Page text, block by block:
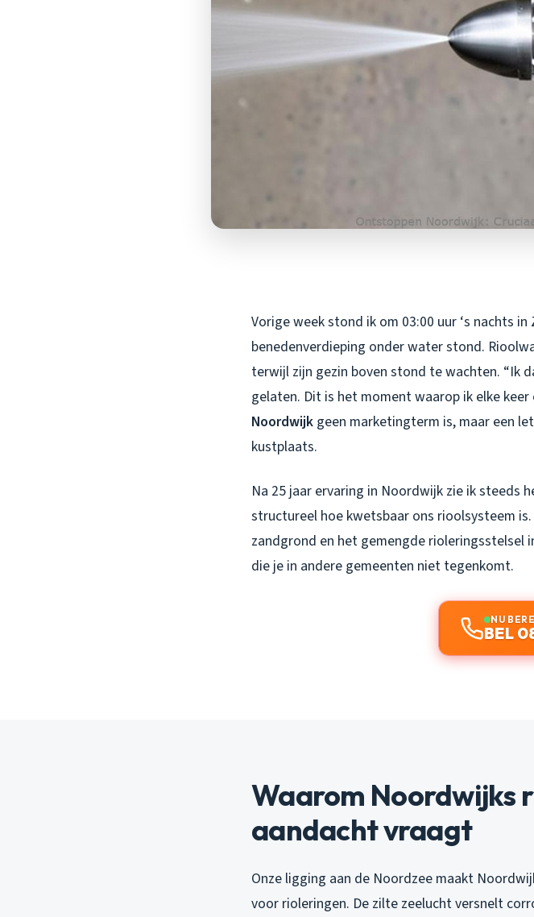
Vorige week stond ik om 03:00 uur ‘s nachts
benedenverdieping onder water stond.
terwijl zijn gezin boven stond te wachten. “Ik
gelaten. Dit is het moment waarop ik elke
Noordwijk geen marketingterm is, maar een
kustplaats.
Na 25 jaar ervaring in Noordwijk zie ik steeds
structureel hoe kwetsbaar ons rioolsysteem
zandgrond en het gemengde rioleringsstelsel
die je in andere gemeenten niet tegenkomt.
NU
BEL
Waarom Noordwijks
aandacht vraagt
Onze ligging aan de Noordzee maakt
voor rioleringen. De zilte zeelucht versnelt